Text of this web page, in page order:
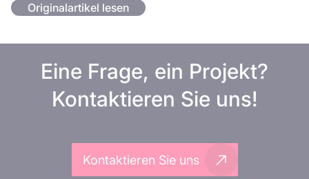
Originalartikel lesen
Eine Frage, ein Projekt?
Kontaktieren Sie uns!
Kontaktieren Sie uns